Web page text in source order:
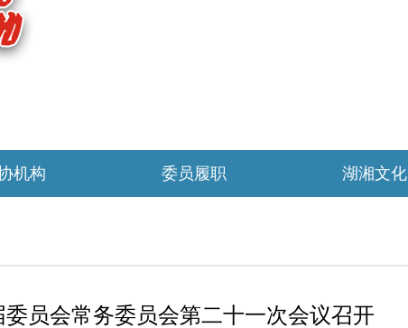
机构 委员履职 湖湘文化
员会常务委员会第二十一次会议召开